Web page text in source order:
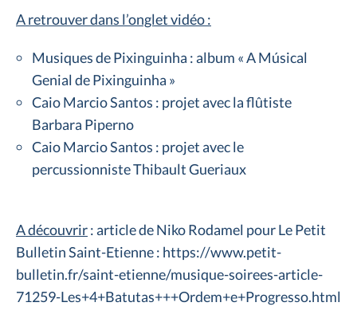
A retrouver dans l’onglet vidéo :
Musiques de Pixinguinha : album « A Músical
Genial de Pixinguinha »
Caio Marcio Santos : projet avec la flûtiste
Barbara Piperno
Caio Marcio Santos : projet avec le
percussionniste Thibault Gueriaux
A découvrir: article de Niko Rodamel pour Le Petit
Bulletin Saint-Etienne : https://www.petit-
bulletin.fr/saint-etienne/musique-soirees-article-
71259-Les+4+Batutas+++Ordem+e+Progresso.html